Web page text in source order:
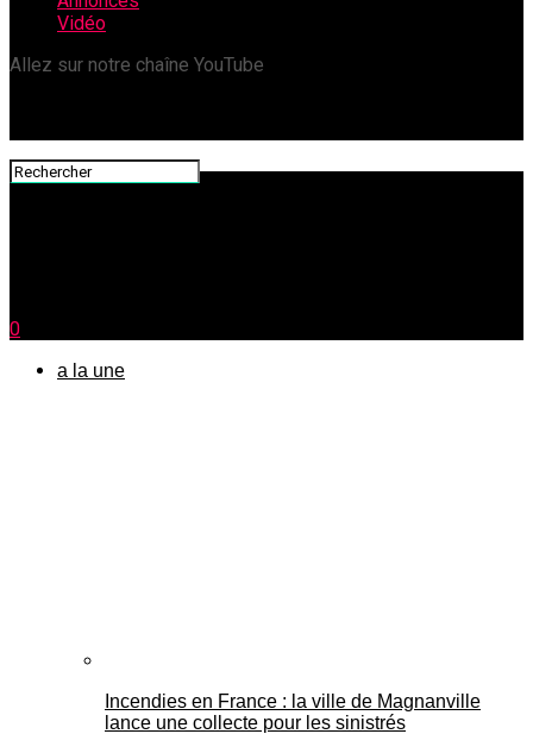
Vidéo
Allez sur notre chaîne YouTube
0
a la une
Incendies en France : la ville de Magnanville
lance une collecte pour les sinistrés